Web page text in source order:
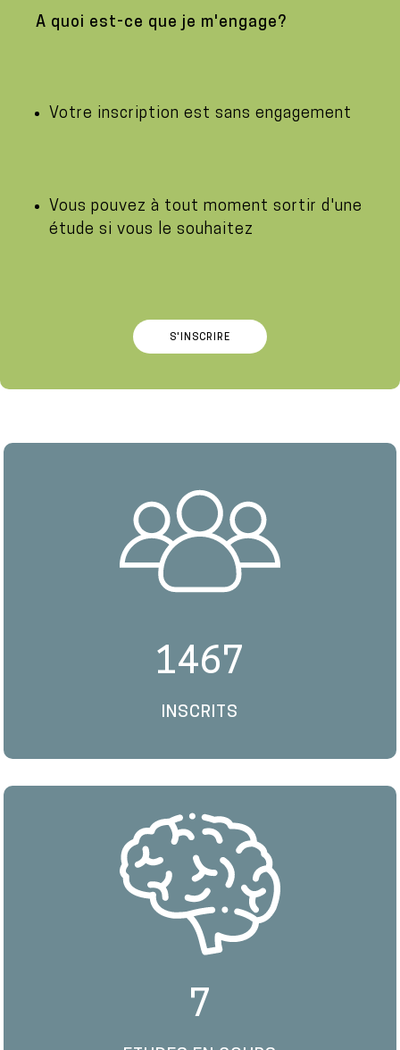
A quoi est-ce que je m'engage?
Votre inscription est sans engagement
Vous pouvez à tout moment sortir d'une
étude si vous le souhaitez
S'INSCRIRE
1467
INSCRITS
7